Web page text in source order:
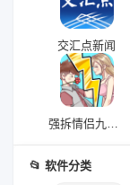
交汇点新闻
强拆情侣九游版
📂 软件分类